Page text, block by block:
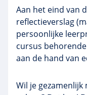
Aan het eind van
reflectieverslag
persoonlijke
cursus
aan de hand van
Wil je gezamenlijk